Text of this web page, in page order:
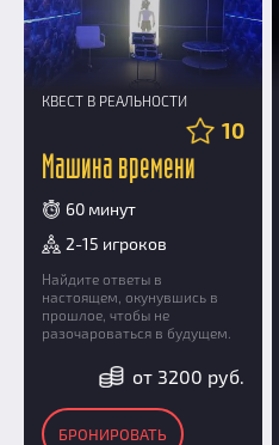
КВЕСТ В РЕАЛЬНОСТИ
10
Машина времени
60 минут
2-15 игроков
Найдите ответы в
настоящем, окунувшись в
прошлое, чтобы не
разочароваться в будущем.
от 3200 руб.
БРОНИРОВАТЬ